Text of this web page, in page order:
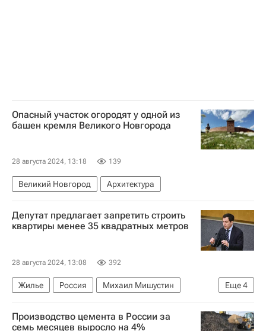
Опасный участок огородят у одной из
башен кремля Великого Новгорода
28 августа 2024, 13:18 139
Великий Новгород Архитектура
Депутат предлагает запретить строить
квартиры менее 35 квадратных метров
28 августа 2024, 13:08 392
Еще4
Жилье Россия
Михаил Мишустин
Ирек Файзуллин
Владимир Путин
Госдума РФ
Строительство
Производство цемента в России за
семь месяцев выросло на 4%